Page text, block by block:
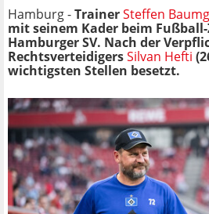
Hamburg -TrainerSteffen
mit seinem Kader beim
Hamburger SV. Nach der
RechtsverteidigersSilvan Hefti
wichtigsten Stellen besetzt.